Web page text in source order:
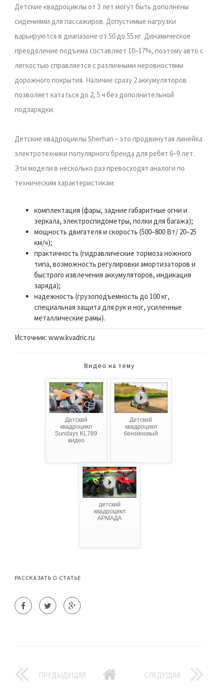
Детские квадроциклы от 3 лет могут быть дополнены
сидениями для пассажиров. Допустимые нагрузки
варьируются в диапазоне от 50 до 55 кг. Динамическое
преодоление подъема составляет 10–17%, поэтому авто с
легкостью справляется с различными неровностями
дорожного покрытия. Наличие сразу 2 аккумуляторов
позволяет кататься до 2, 5 ч без дополнительной
подзарядки.
Детские квадроциклы Sherhan – это продвинутая линейка
электротехники популярного бренда для ребят 6–9 лет.
Эти модели в несколько раз превосходят аналоги по
техническим характеристикам:
комплектация (фары, задние габаритные огни и
зеркала, электроспидометры, полки для багажа);
мощность двигателя и скорость (500–800 Вт/ 20–25
км/ч);
практичность (гидравлические тормоза ножного
типа, возможность регулировки амортизаторов и
быстрого извлечения аккумуляторов, индикация
заряда);
надежность (грузоподъемность до 100 кг,
специальная защита для рук и ног, усиленные
металлические рамы).
Источник: www.kvadric.ru
Видео на тему
Детский
квадроцикл
Sundays KL789
видео
Детский
квадроцикл
бензиновый
детский
квадроцикл
АРМАДА
РАССКАЗАТЬ О СТАТЬЕ
ПРЕДЫДУЩАЯ СЛЕДУЩАЯ